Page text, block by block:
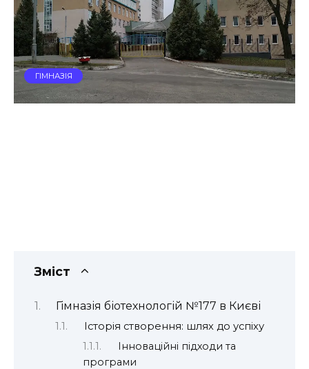
ГІМНАЗІЯ
Зміст
Гімназія біотехнологій №177 в Києві
Історія створення: шлях до успіху
Інноваційні підходи та
програми